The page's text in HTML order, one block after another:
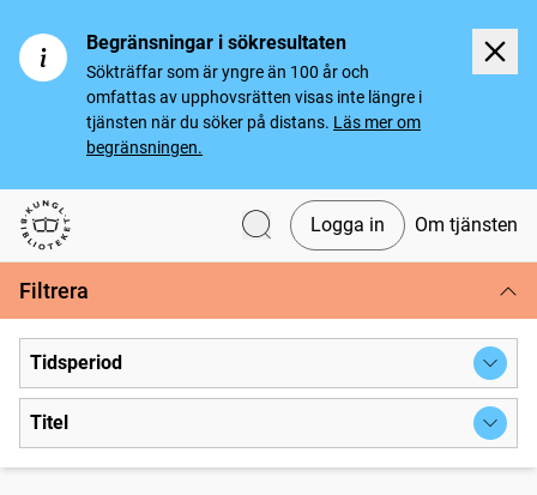
Begränsningar i sökresultaten
Sökträffar som är yngre än 100 år och
omfattas av upphovsrätten visas inte längre i
tjänsten när du söker på distans. Läs mer om
begränsningen.
Svenska tidningar
Logga in Om tjänsten
Filtrera
Tidsperiod
Titel